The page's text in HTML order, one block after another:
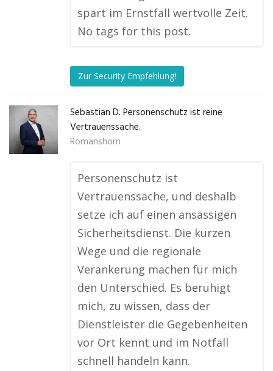
spart im Ernstfall wertvolle Zeit.
No tags for this post.
Zur Security Empfehlung!
Sebastian D. Personenschutz ist reine
Vertrauenssache.
Romanshorn
Personenschutz ist
Vertrauenssache, und deshalb
setze ich auf einen ansässigen
Sicherheitsdienst. Die kurzen
Wege und die regionale
Verankerung machen für mich
den Unterschied. Es beruhigt
mich, zu wissen, dass der
Dienstleister die Gegebenheiten
vor Ort kennt und im Notfall
schnell handeln kann.